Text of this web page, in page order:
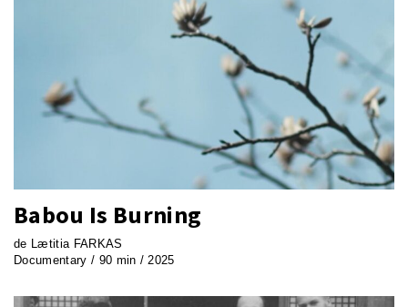
Babou Is Burning
de Lætitia FARKAS
Documentary / 90 min / 2025